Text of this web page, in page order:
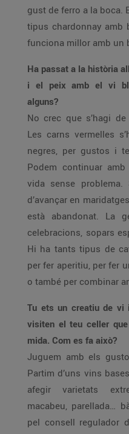
gust de ferro a la boca.
tipus chardonnay amb
funciona millor amb un
Ha passat a la història
i el peix amb el vi
alguns?
No crec que s’hagi
Les carns vermelles
negres, per gustos i
Podem continuar
vida sense
d’avançar en
està abandonat. La
celebracions, sopars
Hi ha tants tipus de
per fer aperitiu, per fer
o també per combinar
Tu ets un creatiu de vi
visiten el teu celler
mida. Com es fa això?
Juguem amb els
Partim d’uns vins
afegir varietats
macabeu, parellada…
pel consell regulador